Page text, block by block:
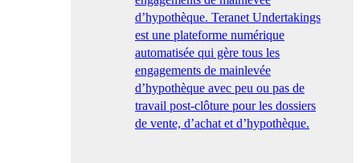
d’hypothèque. Teranet Undertakings
est une plateforme numérique
automatisée qui gère tous les
engagements de mainlevée
d’hypothèque avec peu ou pas de
travail post-clôture pour les dossiers
de vente, d’achat et d’hypothèque.